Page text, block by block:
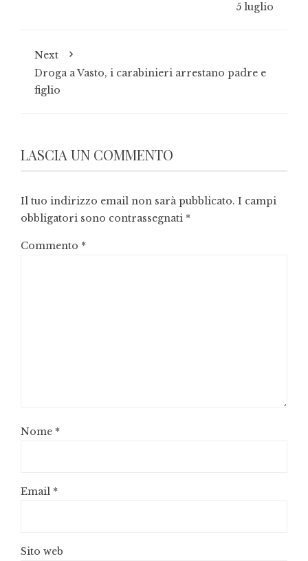
5 luglio
Next
Droga a Vasto, i carabinieri arrestano padre e
figlio
LASCIA UN COMMENTO
Il tuo indirizzo email non sarà pubblicato. I campi
obbligatori sono contrassegnati *
Commento *
Nome *
Email *
Sito web